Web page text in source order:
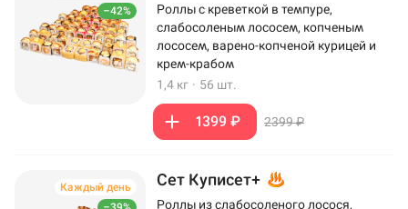
–42%
Роллы с креветкой в темпуре,
слабосоленым лососем, копченым
лососем, варено-копченой курицей и
крем-крабом
1,4 кг · 56 шт.
1399 ₽ 2399 ₽
Каждый день Сет Куписет+
Роллы из слабосоленого лосося,